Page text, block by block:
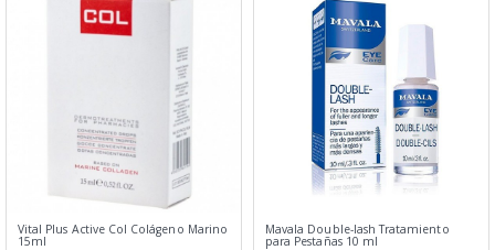
Vital Plus Active Col Colágeno Marino
15ml
Mavala Double-lash Tratamiento
para Pestañas 10 ml